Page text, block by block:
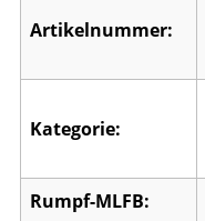
Artikelnummer:
Kategorie:
Rumpf-MLFB: